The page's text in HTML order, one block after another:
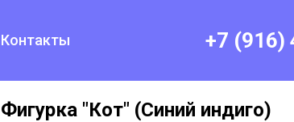
Контакты +7 (916)
Фигурка "Кот" (Синий индиго)